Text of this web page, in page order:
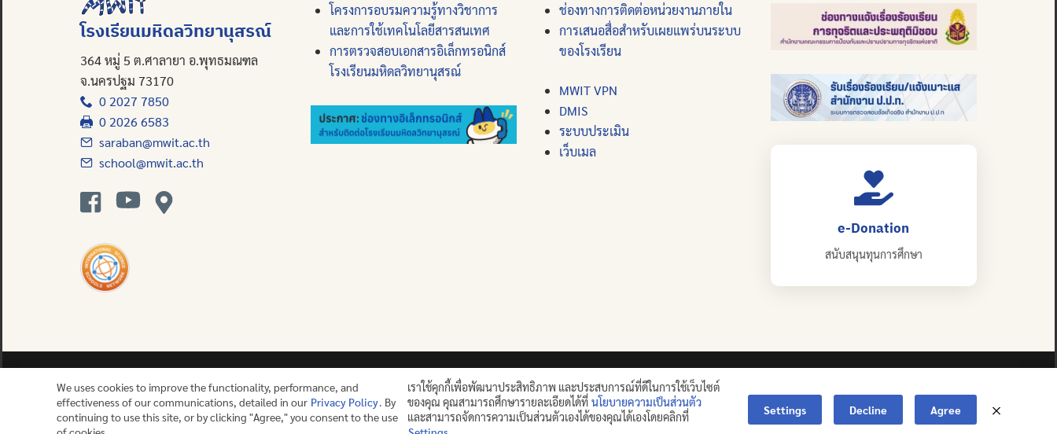
โรงเรียนมหิดลวิทยานุสรณ์
364 หมู่ 5 ต.ศาลายา อ.พุทธมณฑล
จ.นครปฐม 73170
0 2027 7850
0 2026 6583
saraban@mwit.ac.th
school@mwit.ac.th
โครงการอบรมความรู้ทางวิชาการ
และการใช้เทคโนโลยีสารสนเทศ
การตรวจสอบเอกสารอิเล็กทรอนิกส์
โรงเรียนมหิดลวิทยานุสรณ์
ช่องทางการติดต่อหน่วยงานภายใน
การเสนอสื่อสำหรับเผยแพร่บนระบบ
ของโรงเรียน
MWIT VPN
DMIS
ระบบประเมิน
เว็บเมล
e-Donation
สนับสนุนทุนการศึกษา
ปญฺญาย ปริสุชฺฌติ (คนย่อมบริสุทธิ์ด้วยปัญญา)
©2025 MAHIDOL WITTAYANUSORN SCHOOL. ALL RIGHTS RESERVED.
We uses cookies to improve the functionality, performance, and
effectiveness of our communications, detailed in our Privacy Policy. By
continuing to use this site, or by clicking "Agree," you consent to the use
เราใช้คุกกี้เพื่อพัฒนาประสิทธิภาพ และประสบการณ์ที่ดีในการใช้เว็บไซต์
ของคุณ คุณสามารถศึกษารายละเอียดได้ที่ นโยบายความเป็นส่วนตัว
และสามารถจัดการความเป็นส่วนตัวเองได้ของคุณได้เองโดยคลิกที่
Settings Decline Agree
Contact us